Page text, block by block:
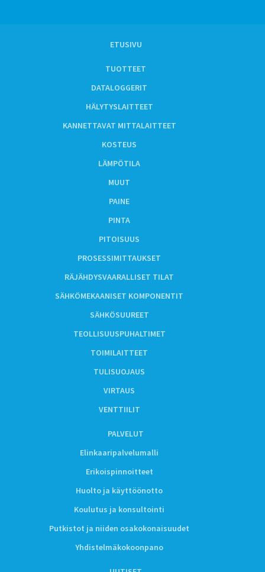
ETUSIVU
TUOTTEET
DATALOGGERIT
HÄLYTYSLAITTEET
KANNETTAVAT MITTALAITTEET
KOSTEUS
LÄMPÖTILA
MUUT
PAINE
PINTA
PITOISUUS
PROSESSIMITTAUKSET
RÄJÄHDYSVAARALLISET TILAT
SÄHKÖMEKAANISET KOMPONENTIT
SÄHKÖSUUREET
TEOLLISUUSPUHALTIMET
TOIMILAITTEET
TULISUOJAUS
VIRTAUS
VENTTIILIT
PALVELUT
Elinkaaripalvelumalli
Erikoispinnoitteet
Huolto ja käyttöönotto
Koulutus ja konsultointi
Putkistot ja niiden osakokonaisuudet
Yhdistelmäkokoonpano